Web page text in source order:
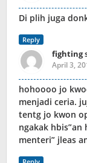
Di plih juga
Reply
fighting
April 3,
hohoooo jo
menjadi ceria.
tentg jo kwon
ngakak hbis”an
menteri” jleas